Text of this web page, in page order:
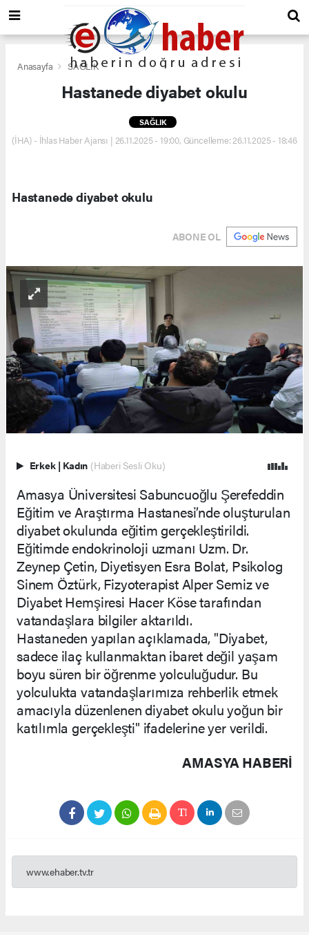
Anasayfa SAĞLIK
Hastanede diyabet okulu
SAĞLIK
(İHA) - İhlas Haber Ajansı | 26.11.2025 - 19:00, Güncelleme: 26.11.2025 - 18:46
Hastanede diyabet okulu
ABONE OL
Erkek | Kadın (Haberi Sesli Oku)
Amasya Üniversitesi Sabuncuoğlu Şerefeddin
Eğitim ve Araştırma Hastanesi’nde oluşturulan
diyabet okulunda eğitim gerçekleştirildi.
Eğitimde endokrinoloji uzmanı Uzm. Dr.
Zeynep Çetin, Diyetisyen Esra Bolat, Psikolog
Sinem Öztürk, Fizyoterapist Alper Semiz ve
Diyabet Hemşiresi Hacer Köse tarafından
vatandaşlara bilgiler aktarıldı.
Hastaneden yapılan açıklamada, "Diyabet,
sadece ilaç kullanmaktan ibaret değil yaşam
boyu süren bir öğrenme yolculuğudur. Bu
yolculukta vatandaşlarımıza rehberlik etmek
amacıyla düzenlenen diyabet okulu yoğun bir
katılımla gerçekleşti" ifadelerine yer verildi.
AMASYA HABERİ
www.ehaber.tv.tr